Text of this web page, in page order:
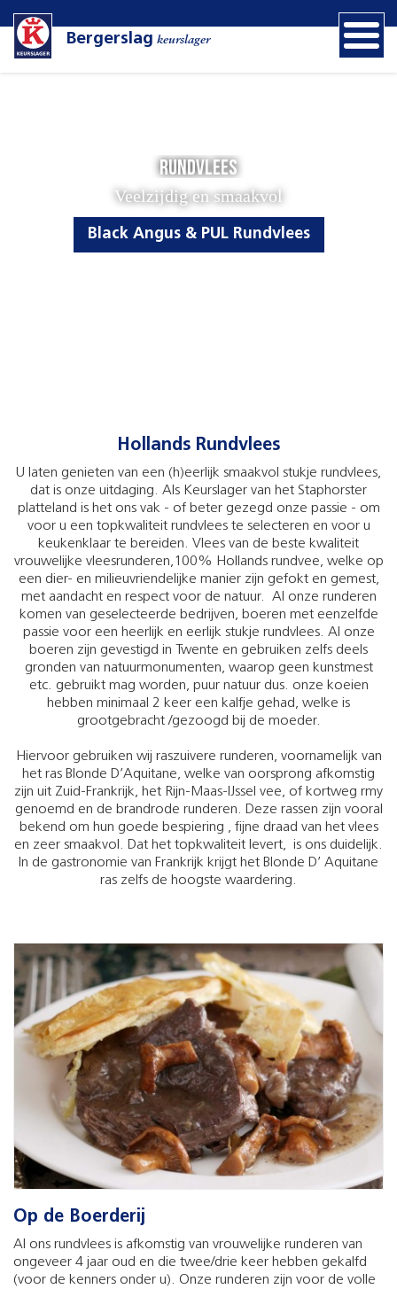
Bergerslag keurslager
Rundvlees
Veelzijdig en smaakvol
Black Angus & PUL Rundvlees
Hollands Rundvlees
U laten genieten van een (h)eerlijk smaakvol stukje rundvlees,
dat is onze uitdaging. Als Keurslager van het Staphorster
platteland is het ons vak - of beter gezegd onze passie - om
voor u een topkwaliteit rundvlees te selecteren en voor u
keukenklaar te bereiden. Vlees van de beste kwaliteit
vrouwelijke vleesrunderen,100% Hollands rundvee, welke op
een dier- en milieuvriendelijke manier zijn gefokt en gemest,
met aandacht en respect voor de natuur. Al onze runderen
komen van geselecteerde bedrijven, boeren met eenzelfde
passie voor een heerlijk en eerlijk stukje rundvlees. Al onze
boeren zijn gevestigd in Twente en gebruiken zelfs deels
gronden van natuurmonumenten, waarop geen kunstmest
etc. gebruikt mag worden, puur natuur dus. onze koeien
hebben minimaal 2 keer een kalfje gehad, welke is
grootgebracht /gezoogd bij de moeder.
Hiervoor gebruiken wij raszuivere runderen, voornamelijk van
het ras Blonde D’Aquitane, welke van oorsprong afkomstig
zijn uit Zuid-Frankrijk, het Rijn-Maas-IJssel vee, of kortweg rmy
genoemd en de brandrode runderen. Deze rassen zijn vooral
bekend om hun goede bespiering , fijne draad van het vlees
en zeer smaakvol. Dat het topkwaliteit levert, is ons duidelijk.
In de gastronomie van Frankrijk krijgt het Blonde D’ Aquitane
ras zelfs de hoogste waardering.
Op de Boerderij
Al ons rundvlees is afkomstig van vrouwelijke runderen van
ongeveer 4 jaar oud en die twee/drie keer hebben gekalfd
(voor de kenners onder u). Onze runderen zijn voor de volle